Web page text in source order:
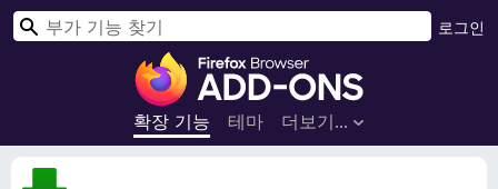
F
r
e
확장 기능 테마 더보기…
로그인
검